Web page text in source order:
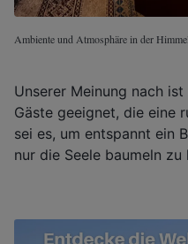
Ambiente und Atmosphäre in der
Unserer Meinung nach
Gäste geeignet, die eine
sei es, um entspannt ein
nur die Seele baumeln zu